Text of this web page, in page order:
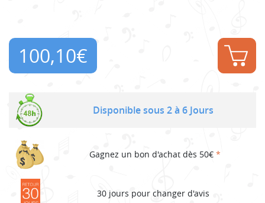
100,10€
Disponible sous 2 à 6 Jours
Gagnez un bon d'achat dès 50€ *
30 jours pour changer d'avis